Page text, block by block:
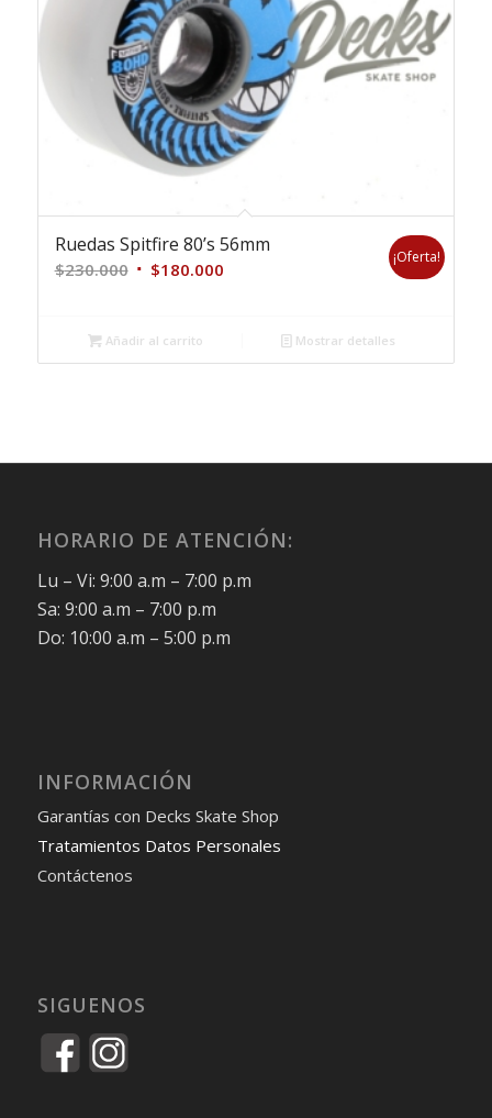
Ruedas Spitfire 80’s 56mm
$230.000 $180.000
¡Oferta!
Añadir al carrito Mostrar detalles
HORARIO DE ATENCIÓN:
Lu – Vi: 9:00 a.m – 7:00 p.m
Sa: 9:00 a.m – 7:00 p.m
Do: 10:00 a.m – 5:00 p.m
INFORMACIÓN
Garantías con Decks Skate Shop
Tratamientos Datos Personales
Contáctenos
SIGUENOS